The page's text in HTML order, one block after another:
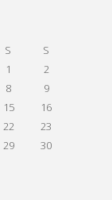
S
S
1
2
8
9
15
16
22
23
29
30